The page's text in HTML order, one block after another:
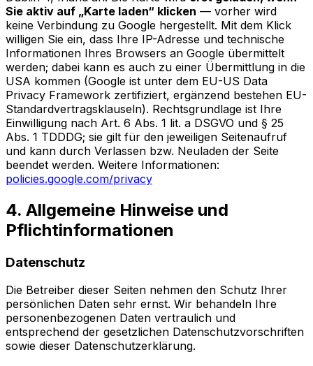
Sie aktiv auf „Karte laden“ klicken — vorher wird
keine Verbindung zu Google hergestellt. Mit dem Klick
willigen Sie ein, dass Ihre IP-Adresse und technische
Informationen Ihres Browsers an Google übermittelt
werden; dabei kann es auch zu einer Übermittlung in die
USA kommen (Google ist unter dem EU-US Data
Privacy Framework zertifiziert, ergänzend bestehen EU-
Standardvertragsklauseln). Rechtsgrundlage ist Ihre
Einwilligung nach Art. 6 Abs. 1 lit. a DSGVO und § 25
Abs. 1 TDDDG; sie gilt für den jeweiligen Seitenaufruf
und kann durch Verlassen bzw. Neuladen der Seite
beendet werden. Weitere Informationen:
policies.google.com/privacy
4. Allgemeine Hinweise und
Pflichtinformationen
Datenschutz
Die Betreiber dieser Seiten nehmen den Schutz Ihrer
persönlichen Daten sehr ernst. Wir behandeln Ihre
personenbezogenen Daten vertraulich und
entsprechend der gesetzlichen Datenschutzvorschriften
sowie dieser Datenschutzerklärung.